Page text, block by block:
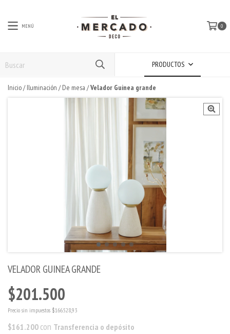
MENÚ 0
PRODUCTOS
Inicio/ Iluminación / De mesa /Velador Guinea grande
VELADOR GUINEA GRANDE
$201.500
Precio sin impuestos $166.528,93
$161.200 con Transferencia o depósito